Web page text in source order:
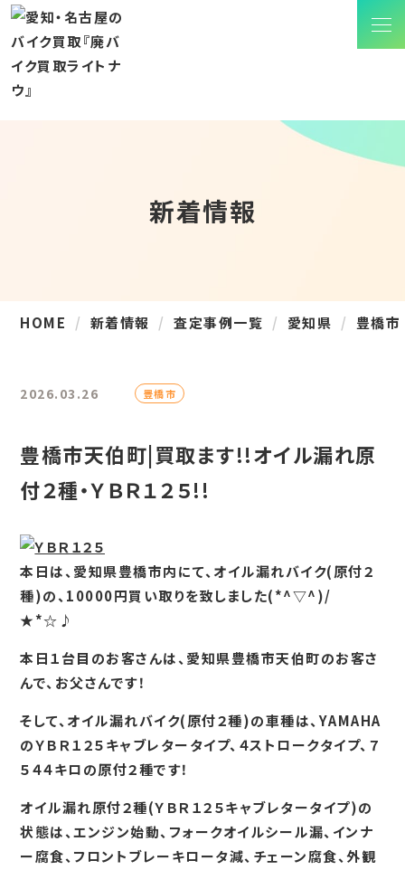
新着情報
HOME 新着情報 査定事例一覧 愛知県 豊橋市
2026.03.26 豊橋市
豊橋市天伯町|買取ます!!オイル漏れ原
付２種・ＹＢＲ１２５!!
本日は、愛知県豊橋市内にて、オイル漏れバイク(原付２
種)の、10000円買い取りを致しました(*^▽^)/
★*☆♪
本日１台目のお客さんは、愛知県豊橋市天伯町のお客さ
んで、お父さんです！
そして、オイル漏れバイク(原付２種)の車種は、YAMAHA
のＹＢＲ１２５キャブレタータイプ、４ストロークタイプ、７
５４４キロの原付２種です！
オイル漏れ原付２種(ＹＢＲ１２５キャブレタータイプ)の
状態は、エンジン始動、フォークオイルシール漏、インナ
ー腐食、フロントブレーキロータ減、チェーン腐食、外観